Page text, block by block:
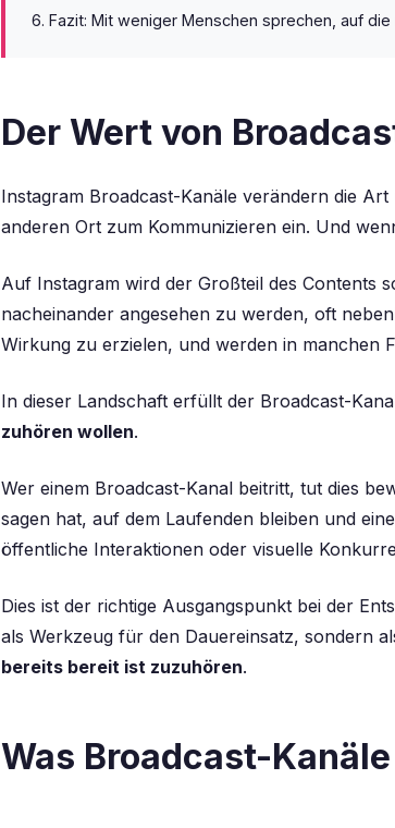
Fazit: Mit weniger Menschen sprechen, auf
Der Wert von
Instagram Broadcast-Kanäle verändern die
anderenOrt zum Kommunizieren ein. Und
Auf Instagram wird der Großteil des Contents
nacheinander angesehen zu werden, oft
Wirkung zu erzielen, und werden in manchen
In dieser Landschaft erfüllt der Broadcast-
zuhören wollen.
Wer einem Broadcast-Kanal beitritt, tut dies
sagen hat, auf dem Laufenden bleiben und
öffentliche Interaktionen oder visuelle
Dies ist der richtige Ausgangspunkt bei der
als Werkzeug für den Dauereinsatz, sondern
bereits bereit ist zuzuhören.
Was Broadcast-